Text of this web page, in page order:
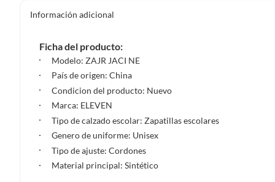
Información adicional
Ficha del producto:
Modelo: ZAJR JACI NE
País de origen: China
Condicion del producto: Nuevo
Marca: ELEVEN
Tipo de calzado escolar: Zapatillas escolares
Genero de uniforme: Unisex
Tipo de ajuste: Cordones
Material principal: Sintético